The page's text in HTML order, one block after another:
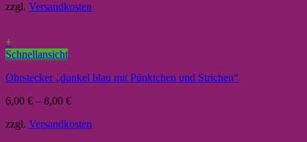
zzgl. Versandkosten
+
Schnellansicht
Ohrstecker „dunkel blau mit Pünktchen und Strichen“
6,00 € – 8,00 €
zzgl. Versandkosten